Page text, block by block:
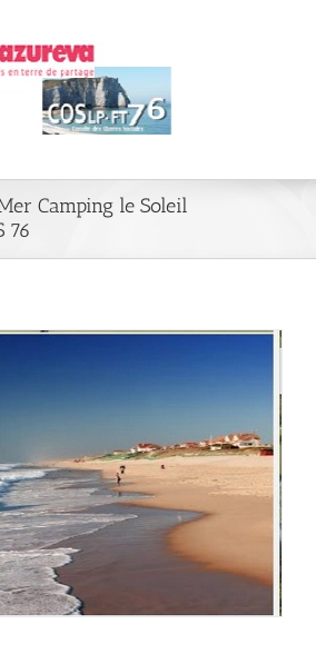
Camping le Soleil
76